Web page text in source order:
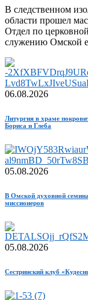
В следственном
области прошел
Отдел по
служению Омской
06.08.2026
Литургия в храме
Бориса и Глеба
05.08.2026
В Омской духовной
миссионеров
05.08.2026
Сестринский клуб